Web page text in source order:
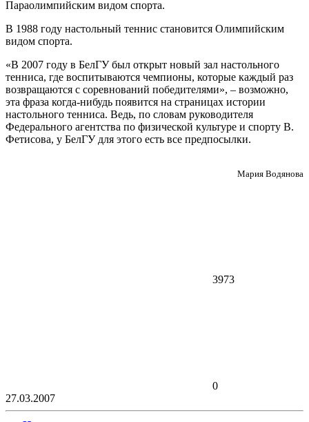
Параолимпийским видом спорта.
В 1988 году настольный теннис становится Олимпийским
видом спорта.
«В 2007 году в БелГУ был открыт новый зал настольного
тенниса, где воспитываются чемпионы, которые каждый раз
возвращаются с соревнований победителями», – возможно,
эта фраза когда-нибудь появится на страницах истории
настольного тенниса. Ведь, по словам руководителя
Федерального агентства по физической культуре и спорту В.
Фетисова, у БелГУ для этого есть все предпосылки.
Мария Водянова
3973
0
27.03.2007